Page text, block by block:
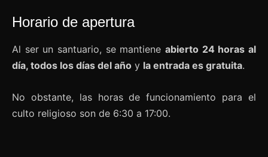
Horario de apertura
Al ser un santuario, se mantiene abierto 24 horas al
día, todos los días del año y la entrada es gratuita.
No obstante, las horas de funcionamiento para el
culto religioso son de 6:30 a 17:00.